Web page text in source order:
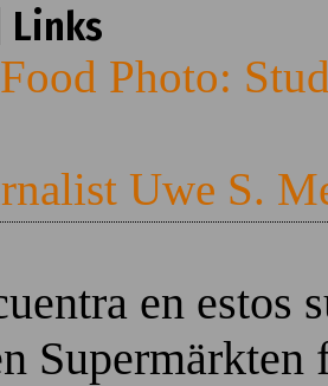
Links
Photo:
Uwe S.
en estos
Supermärkten